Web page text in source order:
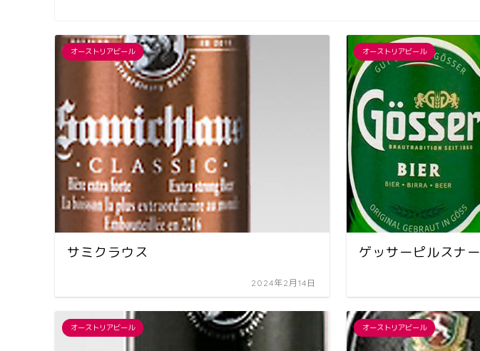
オーストリアビール
サミクラウス
2024年2月14日
オーストリアビール
ゲッサーピルスナー
オーストリアビール オーストリアビール